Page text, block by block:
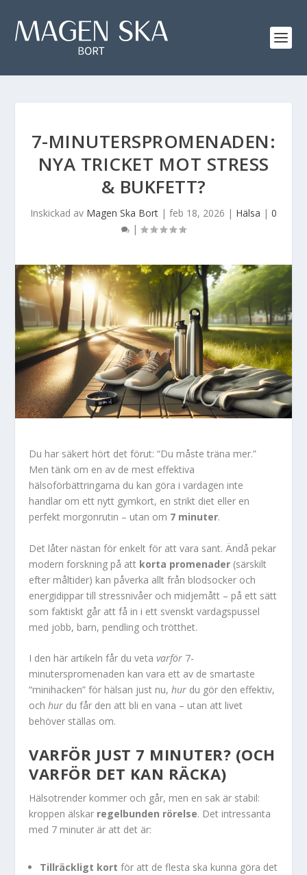
7-MINUTERSPROMENADEN:
NYA TRICKET MOT STRESS
& BUKFETT?
Inskickad av Magen Ska Bort | feb 18, 2026 | Hälsa | 0
|
Du har säkert hört det förut: “Du måste träna mer.”
Men tänk om en av de mest effektiva
hälsoförbättringarna du kan göra i vardagen inte
handlar om ett nytt gymkort, en strikt diet eller en
perfekt morgonrutin – utan om 7 minuter.
Det låter nästan för enkelt för att vara sant. Ändå pekar
modern forskning på att korta promenader (särskilt
efter måltider) kan påverka allt från blodsocker och
energidippar till stressnivåer och midjemått – på ett sätt
som faktiskt går att få in i ett svenskt vardagspussel
med jobb, barn, pendling och trötthet.
I den här artikeln får du vetavarför 7-
minuterspromenaden kan vara ett av de smartaste
“minihacken” för hälsan just nu,hur du gör den effektiv,
ochhur du får den att bli en vana – utan att livet
behöver ställas om.
VARFÖR JUST 7 MINUTER? (OCH
VARFÖR DET KAN RÄCKA)
Hälsotrender kommer och går, men en sak är stabil:
kroppen älskar regelbunden rörelse. Det intressanta
med 7 minuter är att det är:
Tillräckligt kort för att de flesta ska kunna göra det